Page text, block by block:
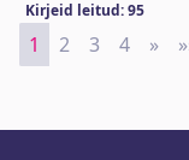
Kirjeid leitud: 95
1 2 3 4 »